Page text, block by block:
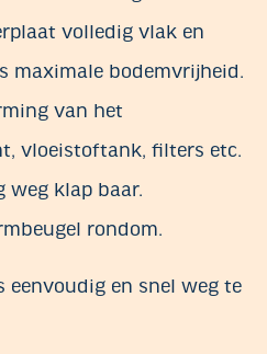
volledig vlak en
maximale bodemvrijheid.
van het
vloeistoftank, filters etc.
weg klap baar.
rondom.
eenvoudig en snel weg te